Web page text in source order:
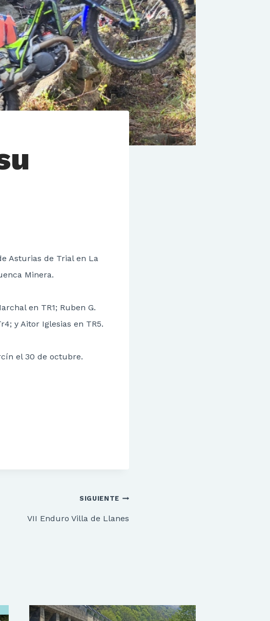
Asturias de Trial en La
Minera.
en TR1; Ruben G.
y Aitor Iglesias en TR5.
el 30 de octubre.
SIGUIENTE
VII Enduro Villa de Llanes